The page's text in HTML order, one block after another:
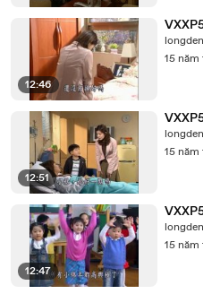
12:46
15
12:51
15
12:47
15